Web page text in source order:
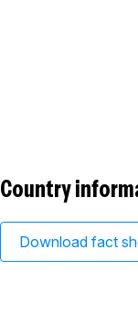
Country
Download fact